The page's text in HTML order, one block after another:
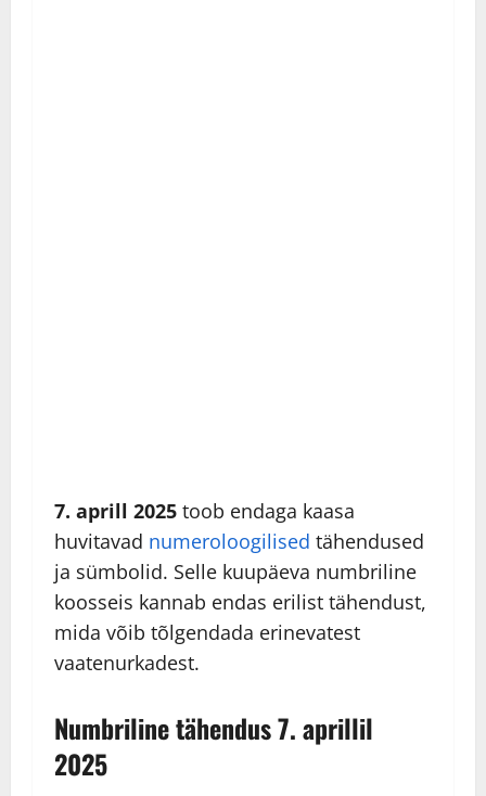
7. aprill 2025 toob endaga kaasa
huvitavad numeroloogilised tähendused
ja sümbolid. Selle kuupäeva numbriline
koosseis kannab endas erilist tähendust,
mida võib tõlgendada erinevatest
vaatenurkadest.
Numbriline tähendus 7. aprillil
2025